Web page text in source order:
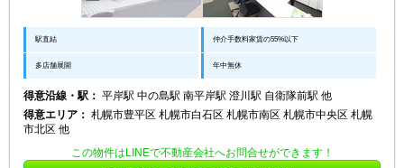
駅直結 仲介手数料家賃の55%以下
多店舗展開 年中無休
得意沿線・駅： 平岸駅 中の島駅 南平岸駅 澄川駅 自衛隊前駅 他
得意エリア： 札幌市豊平区 札幌市白石区 札幌市南区 札幌市中央区 札幌
市北区 他
この物件はLINEで不動産会社へお問合せができます！